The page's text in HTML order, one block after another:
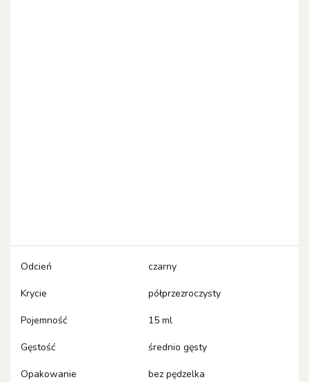
Odcień czarny
Krycie półprzezroczysty
Pojemność 15 ml
Gęstość średnio gęsty
Opakowanie bez pędzelka